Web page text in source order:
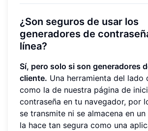
¿Son seguros de usar los
generadores de
línea?
Sí, pero solo si son generadores
cliente. Una herramienta del lado
como la de nuestra página de
contraseña en tu navegador, por
se transmite ni se almacena en
la hace tan segura como una